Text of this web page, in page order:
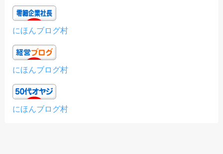
にほんブログ村
にほんブログ村
にほんブログ村